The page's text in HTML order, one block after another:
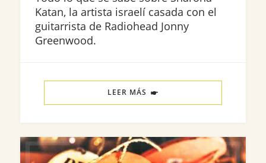
Katan, la artista israelí casada con el
guitarrista de Radiohead Jonny
Greenwood.
LEER MÁS